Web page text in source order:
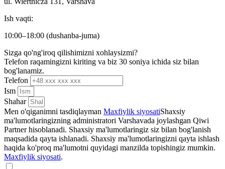
Ish vaqti:
10:00–18:00 (dushanba-juma)
Sizga qo'ng'iroq qilishimizni xohlaysizmi?
Telefon raqamingizni kiriting va biz 30 soniya ichida siz bilan
bog'lanamiz.
Telefon
Ism
Shahar
Men o'qiganimni tasdiqlayman Maxfiylik siyosatiShaxsiy
ma'lumotlaringizning administratori Varshavada joylashgan Qiwi
Partner hisoblanadi. Shaxsiy ma'lumotlaringiz siz bilan bog'lanish
maqsadida qayta ishlanadi. Shaxsiy ma'lumotlaringizni qayta ishlash
haqida ko'proq ma'lumotni quyidagi manzilda topishingiz mumkin.
Maxfiylik siyosati.